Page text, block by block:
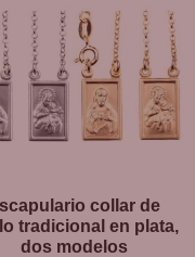
collar de
tradicional en plata,
dos modelos